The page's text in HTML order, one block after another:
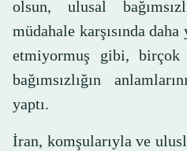
olsun, ulusal
müdahale karşısında
etmiyormuş gibi, birçok
bağımsızlığın
yaptı.
İran, komşularıyla ve